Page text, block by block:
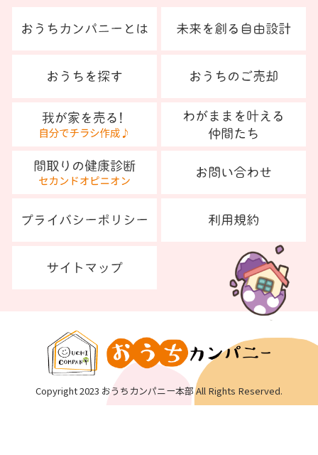
Copyright 2023 おうちカンパニー本部 All Rights Reserved.